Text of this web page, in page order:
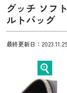
グッチ ソフ
ルトバッグ
最終更新日：